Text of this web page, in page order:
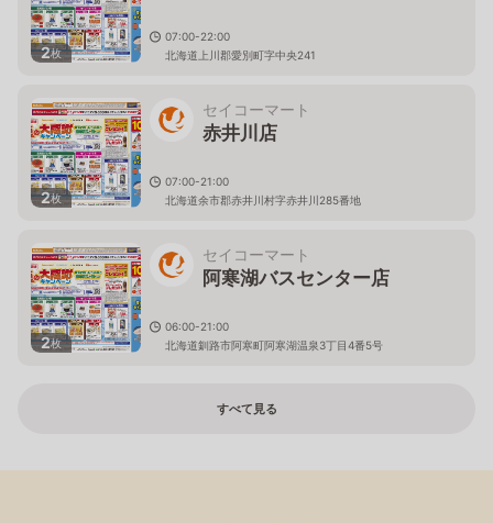
2枚
07:00-22:00
北海道上川郡愛別町字中央241
2枚
セイコーマート
赤井川店
07:00-21:00
北海道余市郡赤井川村字赤井川285番地
2枚
セイコーマート
阿寒湖バスセンター店
06:00-21:00
北海道釧路市阿寒町阿寒湖温泉3丁目4番5号
すべて見る